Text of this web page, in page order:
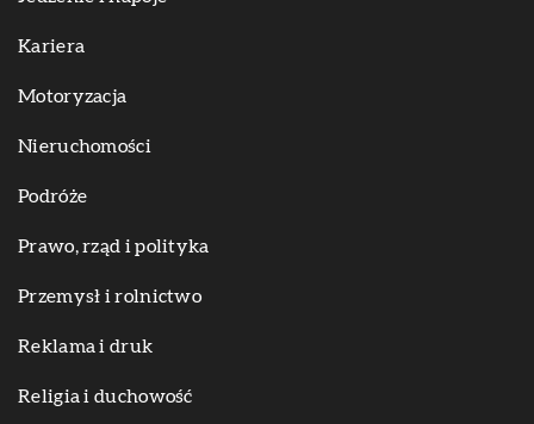
Kariera
Motoryzacja
Nieruchomości
Podróże
Prawo, rząd i polityka
Przemysł i rolnictwo
Reklama i druk
Religia i duchowość